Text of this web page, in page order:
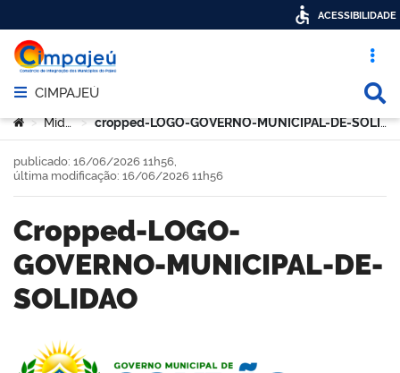
Acesso
Abrir menu principal de navegação
CIMPAJEÚ
Você está aqui:
> Mídia > cropped-LOGO-GOVERNO-MUNICIPAL-DE-SOLIDAO
cropped-LOGO-
GOVERNO-MUNICIPAL-DE-
SOLIDAO
publicado: 16/06/2026 11h56,
última modificação: 16/06/2026 11h56
ACESSIBILIDADE